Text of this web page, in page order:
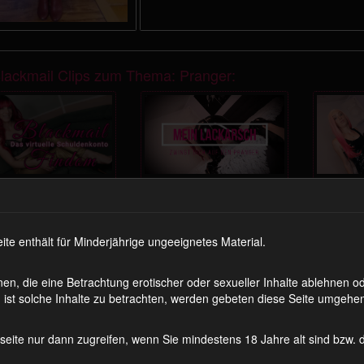
Clips zum Thema: Pranger:
Min. 999 Coins zwingt dich auf
8:51 Min. 1699 Coins
enthält für Minderjährige ungeeignetes Material.
die eine Betrachtung erotischer oder sexueller Inhalte ablehnen
solche Inhalte zu betrachten, werden gebeten diese Seite
nur dann zugreifen, wenn Sie mindestens 18 Jahre alt sind bzw.